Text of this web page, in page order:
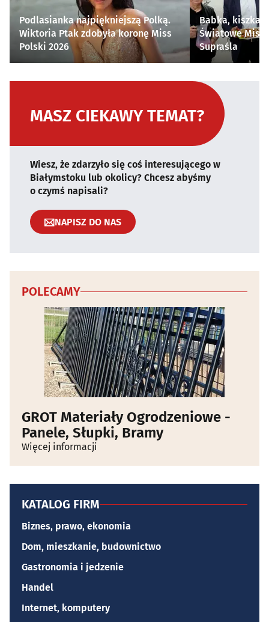
Podlasianka najpiękniejszą Polką.
Wiktoria Ptak zdobyła koronę Miss
Polski 2026
Babka, kiszka i
Światowe
Supraśla
MASZ CIEKAWY TEMAT?
Wiesz, że zdarzyło się coś interesującego w
Białymstoku lub okolicy? Chcesz abyśmy
o czymś napisali?
NAPISZ DO NAS
POLECAMY
GROT Materiały Ogrodzeniowe -
Panele, Słupki, Bramy
Więcej informacji
KATALOG FIRM
Biznes, prawo, ekonomia
Dom, mieszkanie, budownictwo
Gastronomia i jedzenie
Handel
Internet, komputery